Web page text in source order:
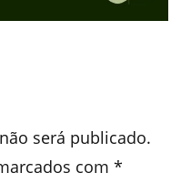
será publicado.
com *